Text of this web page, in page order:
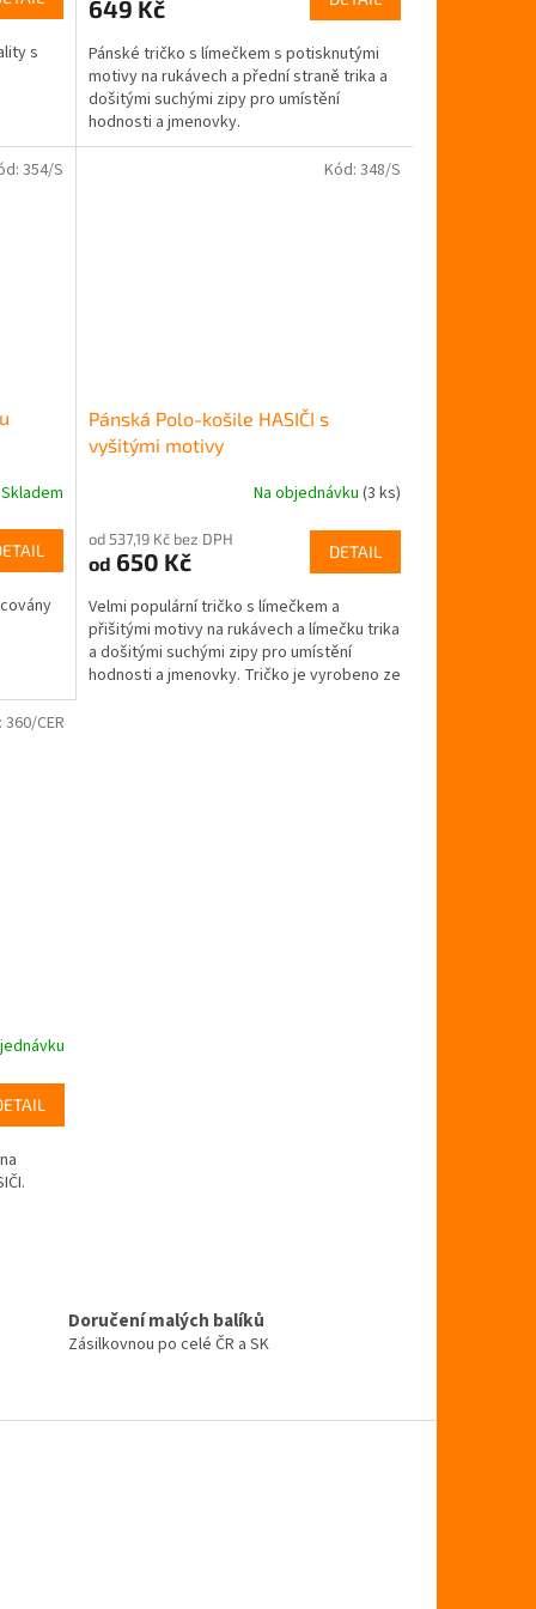
s
je
z
5
hvězdiček.
649 Kč
Pánské tričko s límečkem s potisknutými
motivy na rukávech a přední straně trika a
došitými suchými zipy pro umístění
hodnosti a jmenovky.
Skladem
354/S
Pánská Polo-košile HASIČI s
vyšitými motivy
produktu
je
z
5
hvězdiček.
Na objednávku (3 ks)
od 537,19 Kč bez DPH
od 650 Kč DETAIL
Velmi populární tričko s límečkem a
přišitými motivy na rukávech a límečku trika
a došitými suchými zipy pro umístění
hodnosti a jmenovky. Tričko je vyrobeno ze
Kód: 348/S
360/CER
Doručení malých balíků
Zásilkovnou po celé ČR a SK